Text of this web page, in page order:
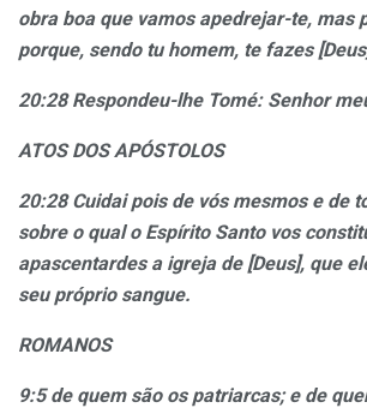
obra boa que vamos apedrejar-te, mas
porque, sendo tu homem, te fazes
20:28 Respondeu-lhe Tomé: Senhor
ATOS DOS APÓSTOLOS
20:28 Cuidai pois de vós mesmos e de
sobre o qual o Espírito Santo vos
apascentardes a igreja de [Deus], que
seu próprio sangue.
ROMANOS
9:5 de quem são os patriarcas; e de